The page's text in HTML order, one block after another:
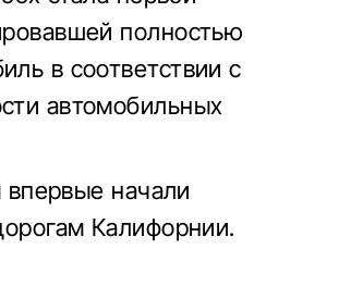
полностью
в соответствии с
автомобильных
начали
Калифорнии.